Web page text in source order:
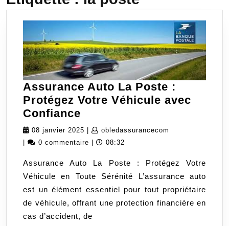
Assurance Auto La Poste :
Protégez Votre Véhicule avec
Confiance
Auto
La
:
Protégez
Votre
Véhicule
avec
08 janvier 2025 08
janvier
| obledassurancecom
|
0 commentaire | 08:32
Assurance Auto La Poste : Protégez Votre
Véhicule en Toute Sérénité L’assurance auto
est un élément essentiel pour tout propriétaire
de véhicule, offrant une protection financière en
cas d’accident, de